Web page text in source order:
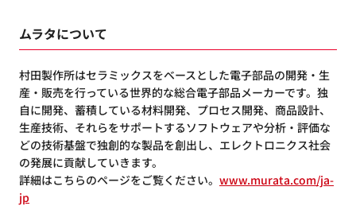
ムラタについて
村田製作所はセラミックスをベースとした電子部品の開発・生
産・販売を行っている世界的な総合電子部品メーカーです。独
自に開発、蓄積している材料開発、プロセス開発、商品設計、
生産技術、それらをサポートするソフトウェアや分析・評価な
どの技術基盤で独創的な製品を創出し、エレクトロニクス社会
の発展に貢献していきます。
詳細はこちらのページをご覧ください。 www.murata.com/ja-
jp